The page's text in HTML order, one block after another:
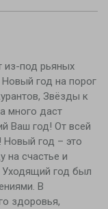
из-под рьяных
год на порог
Звёзды к
много даст
Ваш год! От всей
год – это
на счастье и
Уходящий год был
В
здоровья,